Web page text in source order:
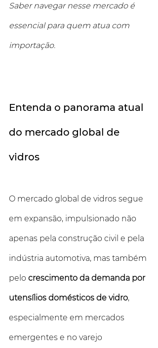
Saber navegar nesse mercado é
essencial para quem atua com
importação.
Entenda o panorama atual
do mercado global de
vidros
O mercado global de vidros segue
em expansão, impulsionado não
apenas pela construção civil e pela
indústria automotiva, mas também
pelo crescimento da demanda por
utensílios domésticos de vidro,
especialmente em mercados
emergentes e no varejo